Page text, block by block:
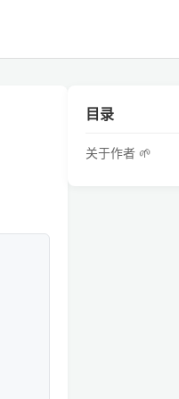
目录
关于作者 🌱